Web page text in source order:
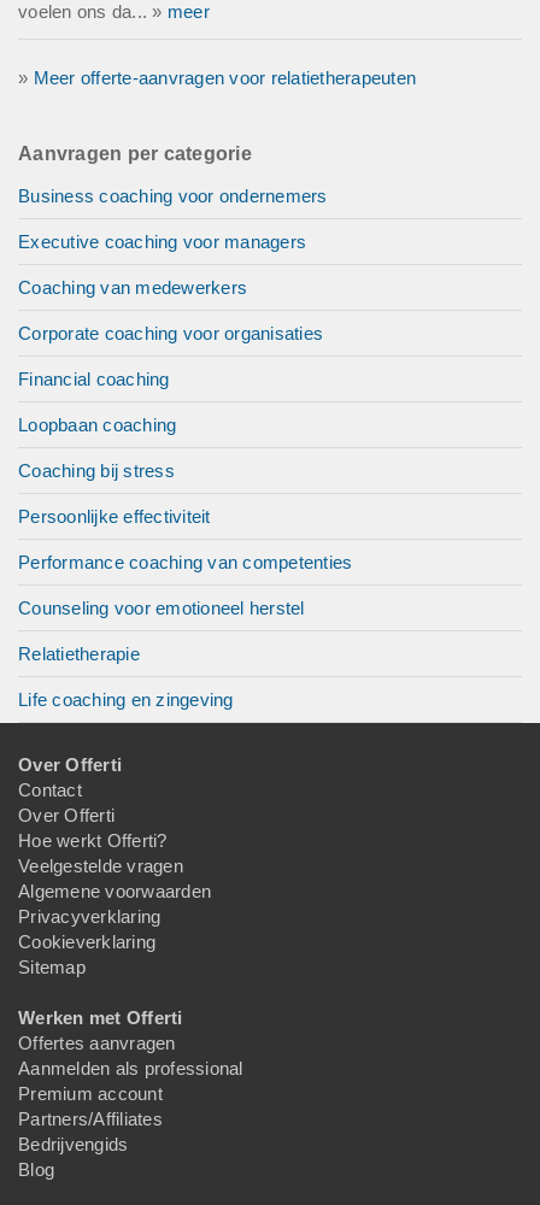
voelen ons da... » meer
» Meer offerte-aanvragen voor relatietherapeuten
Aanvragen per categorie
Business coaching voor ondernemers
Executive coaching voor managers
Coaching van medewerkers
Corporate coaching voor organisaties
Financial coaching
Loopbaan coaching
Coaching bij stress
Persoonlijke effectiviteit
Performance coaching van competenties
Counseling voor emotioneel herstel
Relatietherapie
Life coaching en zingeving
Over Offerti
Contact
Over Offerti
Hoe werkt Offerti?
Veelgestelde vragen
Algemene voorwaarden
Privacyverklaring
Cookieverklaring
Sitemap
Werken met Offerti
Offertes aanvragen
Aanmelden als professional
Premium account
Partners/Affiliates
Bedrijvengids
Blog